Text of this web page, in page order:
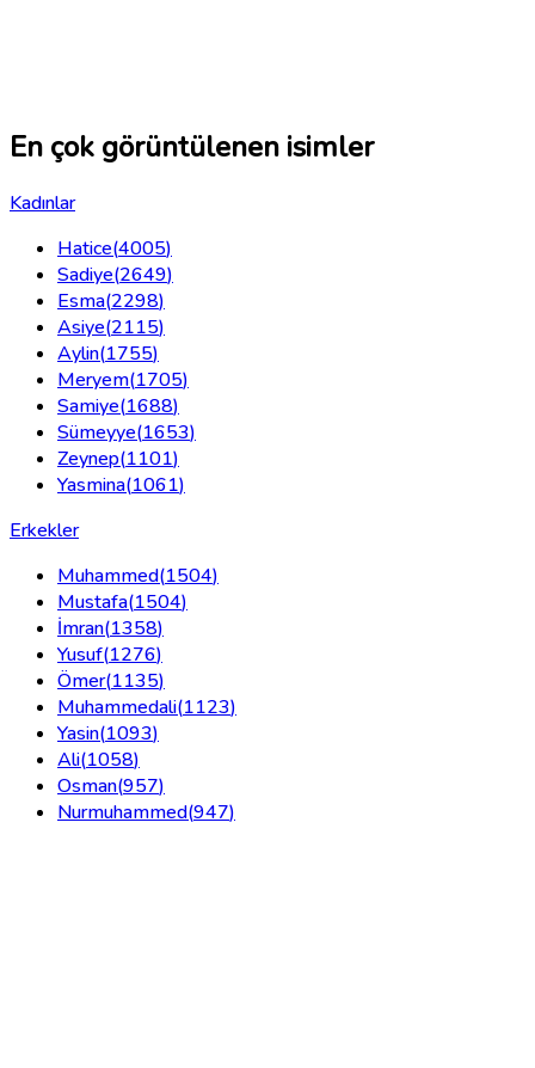
En çok görüntülenen isimler
Kadınlar
Hatice(4005)
Sadiye(2649)
Esma(2298)
Asiye(2115)
Aylin(1755)
Meryem(1705)
Samiye(1688)
Sümeyye(1653)
Zeynep(1101)
Yasmina(1061)
Erkekler
Muhammed(1504)
Mustafa(1504)
İmran(1358)
Yusuf(1276)
Ömer(1135)
Muhammedali(1123)
Yasin(1093)
Ali(1058)
Osman(957)
Nurmuhammed(947)